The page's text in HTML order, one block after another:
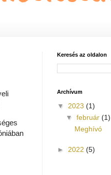
Keresés az oldalon
Archívum
▼ 2023 (1)
▼ február (1)
Meghívó
► 2022 (5)